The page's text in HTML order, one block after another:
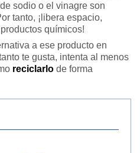
sodio o el vinagre son
tanto, ¡libera espacio,
químicos!
a ese producto en
te gusta, intenta al menos
reciclarlo de forma